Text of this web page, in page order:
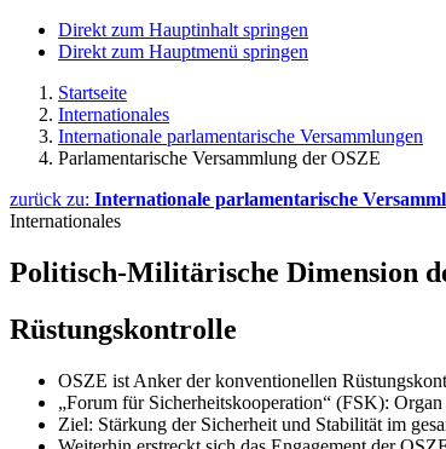
Direkt zum Hauptinhalt springen
Direkt zum Hauptmenü springen
Startseite
Internationales
Internationale parlamentarische Versammlungen
Parlamentarische Versammlung der OSZE
zurück zu: Internationale parlamentarische
Internationales
Politisch-Militärische Dimension
Rüstungskontrolle
OSZE ist Anker der konventionellen
„Forum für Sicherheitskooperation“ (FSK):
Ziel: Stärkung der Sicherheit und Stabilität im